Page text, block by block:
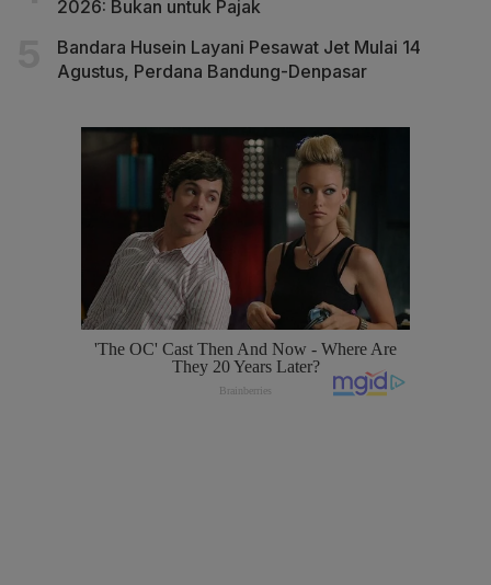
2026: Bukan untuk Pajak
Bandara Husein Layani Pesawat Jet Mulai 14
Agustus, Perdana Bandung-Denpasar